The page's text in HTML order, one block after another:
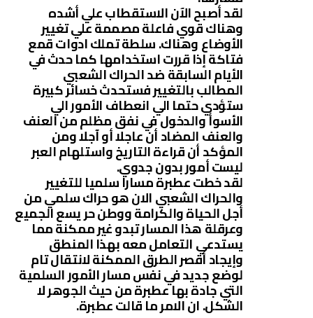
لقد أصبح الآن الاستقطاب علي أشده
وهناك قوي فاعلة مصممة علي تغيير
الأوضاع وهناك. سلطة تملك ادوات قمع
فتاكة إذا قررت استخدامها كما حدث في
الأيام السابقة ضد الحراك الشعبي
المطالب بالتغيير فستحدث خسائر كبيرة
ستؤدي حتما الي انعطاف الأمور الي
الأسوأ والدخول في نفق مظلم من العنف
والعنف المضاد أن عاجلا أو آجلا ومن
المؤكد أن قراءة التاريخ واستلهام العبر
ليست أمور بدون جدوي.
لقد خطت عطبرة مسارا سلميا للتغيير
والحراك الشعبي الان هو حراك سلمي من
أجل الحياة والكرامة ووطن حر يسع الجميع
وعرقلة هذا المسار تبدو غير ممكنة مما
يستدعي التعامل معه بهذا المنطق
وإيجاد أقصر الطرق الممكنة لانتقال تام
لوضع جديد في نفس مسار الأمور السلمية
التي جادة بها عطبرة من حيث الجوهر لا
الشكل. ان الامر ما قالت عطبرة.